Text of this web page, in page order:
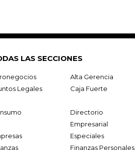
LAS SECCIONES
Alta Gerencia
Legales
Caja Fuerte
Directorio
Empresarial
Especiales
Finanzas Personales